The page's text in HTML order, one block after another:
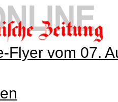
Flyer vom 07.